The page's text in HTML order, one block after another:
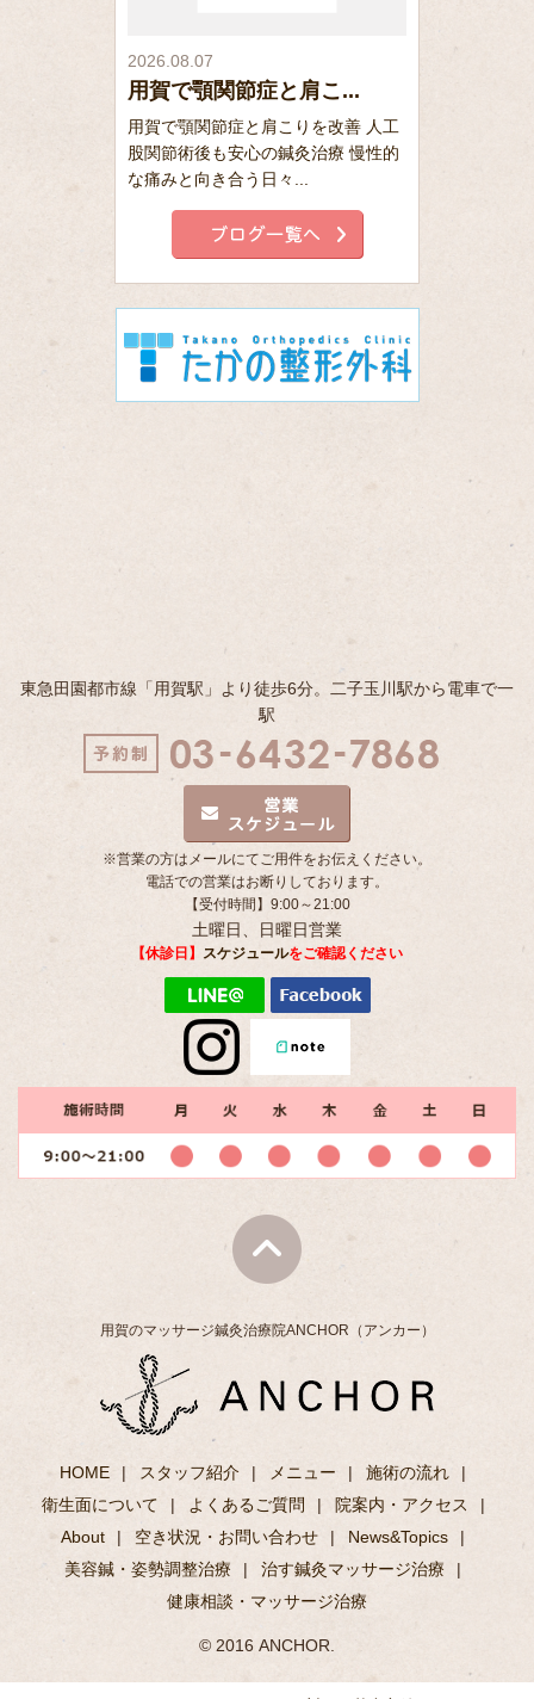
2026.08.07
用賀で顎関節症と肩こ...
用賀で顎関節症と肩こりを改善 人工
股関節術後も安心の鍼灸治療 慢性的
な痛みと向き合う日々...
東急田園都市線「用賀駅」より徒歩6分。二子玉川駅から電車で一
駅
※営業の方はメールにてご用件をお伝えください。
電話での営業はお断りしております。
【受付時間】9:00～21:00
土曜日、日曜日営業
【休診日】 スケジュールをご確認ください
用賀のマッサージ鍼灸治療院ANCHOR（アンカー）
HOME スタッフ紹介 メニュー
施術の流れ
衛生面について
よくあるご質問
院案内・アクセス
About
空き状況・お問い合わせ
News&Topics
美容鍼・姿勢調整治療
治す鍼灸マッサージ治療
健康相談・マッサージ治療
© 2016 ANCHOR.